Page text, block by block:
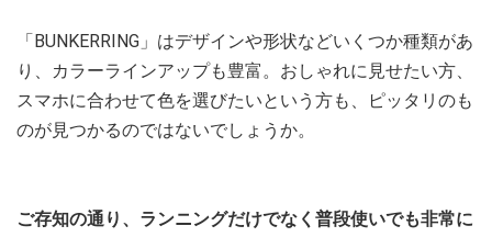
「BUNKERRING」はデザインや形状などいくつか種類があ
り、カラーラインアップも豊富。おしゃれに見せたい方、
スマホに合わせて色を選びたいという方も、ピッタリのも
のが見つかるのではないでしょうか。
ご存知の通り、ランニングだけでなく普段使いでも非常に